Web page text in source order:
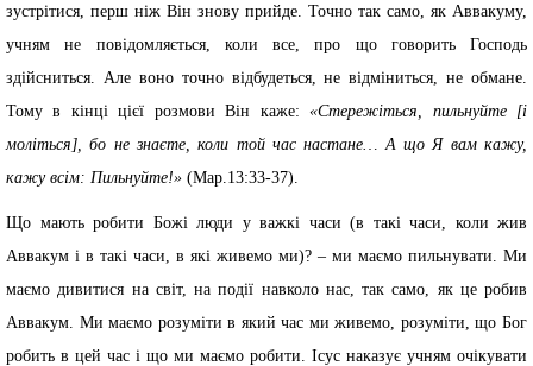
зустрітися, перш ніж Він знову прийде. Точно так само, як Аввакуму,
учням не повідомляється, коли все, про що говорить Господь
здійсниться. Але воно точно відбудеться, не відміниться, не обмане.
Тому в кінці цієї розмови Він каже:«Стережіться, пильнуйте [і
моліться], бо не знаєте, коли той час настане… А що Я вам кажу,
кажу всім: Пильнуйте!» (Мар.13:33-37).
Що мають робити Божі люди у важкі часи (в такі часи, коли жив
Аввакум і в такі часи, в які живемо ми)? – ми маємо пильнувати. Ми
маємо дивитися на світ, на події навколо нас, так само, як це робив
Аввакум. Ми маємо розуміти в який час ми живемо, розуміти, що Бог
робить в цей час і що ми маємо робити. Ісус наказує учням очікувати